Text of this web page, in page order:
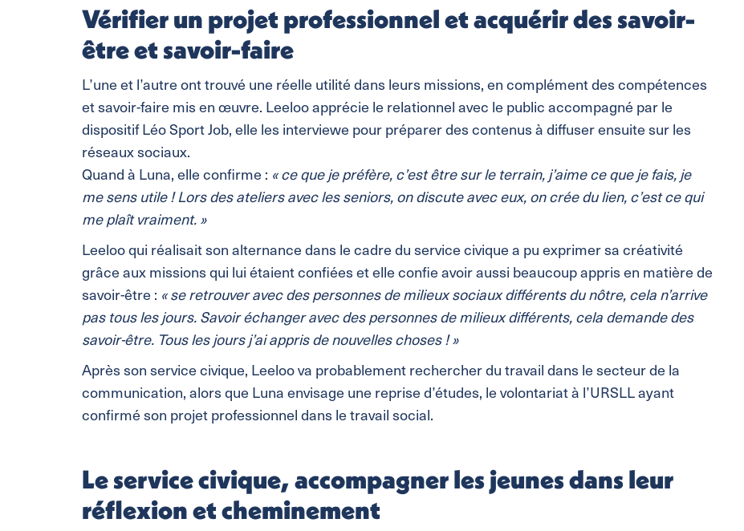
Vérifier un projet professionnel et acquérir des savoir-
être et savoir-faire
L’une et l’autre ont trouvé une réelle utilité dans leurs missions, en complément des compétences
et savoir-faire mis en œuvre. Leeloo apprécie le relationnel avec le public accompagné par le
dispositif Léo Sport Job, elle les interviewe pour préparer des contenus à diffuser ensuite sur les
réseaux sociaux.
Quand à Luna, elle confirme : « ce que je préfère, c’est être sur le terrain, j’aime ce que je fais, je
me sens utile ! Lors des ateliers avec les seniors, on discute avec eux, on crée du lien, c’est ce qui
me plaît vraiment. »
Leeloo qui réalisait son alternance dans le cadre du service civique a pu exprimer sa créativité
grâce aux missions qui lui étaient confiées et elle confie avoir aussi beaucoup appris en matière de
savoir-être : « se retrouver avec des personnes de milieux sociaux différents du nôtre, cela n’arrive
pas tous les jours. Savoir échanger avec des personnes de milieux différents, cela demande des
savoir-être. Tous les jours j’ai appris de nouvelles choses ! »
Après son service civique, Leeloo va probablement rechercher du travail dans le secteur de la
communication, alors que Luna envisage une reprise d’études, le volontariat à l’URSLL ayant
confirmé son projet professionnel dans le travail social.
Le service civique, accompagner les jeunes dans leur
réflexion et cheminement